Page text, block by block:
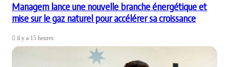
Managem lance une nouvelle branche énergétique et
mise sur le gaz naturel pour accélérer sa croissance
il y a 15 heures